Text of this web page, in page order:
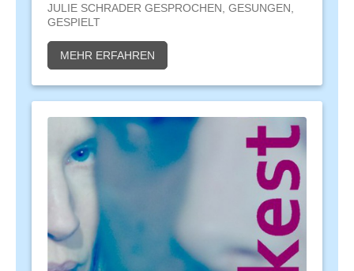
JULIE SCHRADER GESPROCHEN, GESUNGEN,
GESPIELT
MEHR ERFAHREN